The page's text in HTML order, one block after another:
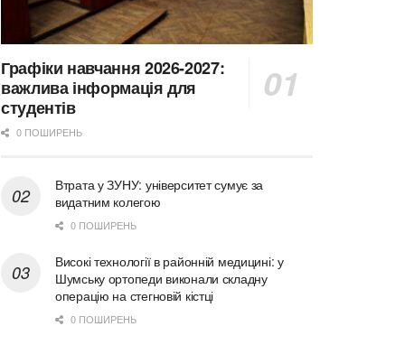
Графіки навчання 2026-2027:
важлива інформація для
студентів
0 ПОШИРЕНЬ
Втрата у ЗУНУ: університет сумує за
видатним колегою
0 ПОШИРЕНЬ
Високі технології в районній медицині: у
Шумську ортопеди виконали складну
операцію на стегновій кістці
0 ПОШИРЕНЬ